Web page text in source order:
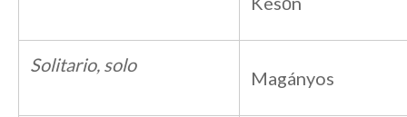
Solitario, solo
Magányos